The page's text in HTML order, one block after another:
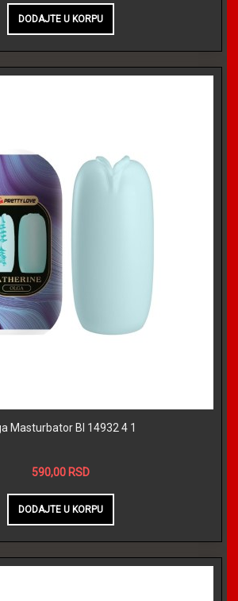
Masturbator BI 14932 4 1
590,00 RSD